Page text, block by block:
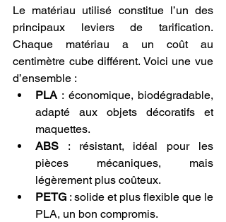
Le matériau utilisé constitue l’un des
principaux leviers de tarification.
Chaque matériau a un coût au
centimètre cube différent. Voici une vue
d’ensemble :
PLA : économique, biodégradable,
adapté aux objets décoratifs et
maquettes.
ABS : résistant, idéal pour les
pièces mécaniques, mais
légèrement plus coûteux.
PETG : solide et plus flexible que le
PLA, un bon compromis.